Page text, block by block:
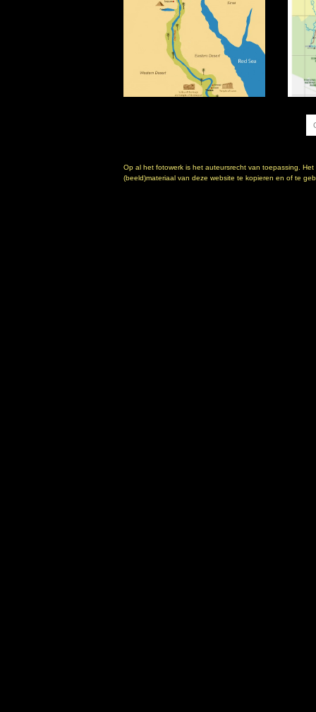
Op al het fotowerk is het auteursrecht van toepassing.
(beeld)materiaal van deze website te kopieren en of te